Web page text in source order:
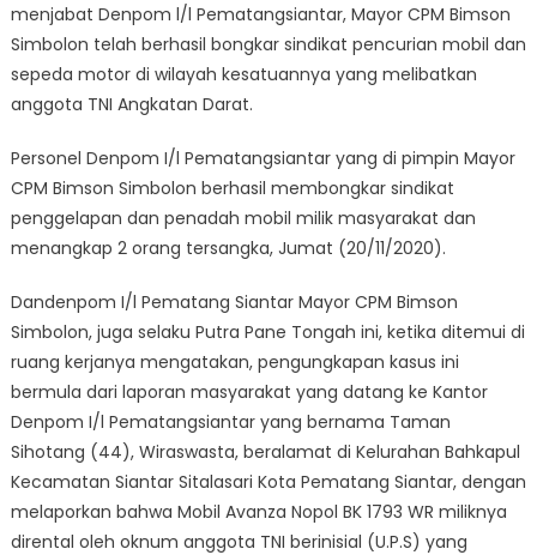
menjabat Denpom l/l Pematangsiantar, Mayor CPM Bimson
Simbolon telah berhasil bongkar sindikat pencurian mobil dan
sepeda motor di wilayah kesatuannya yang melibatkan
anggota TNI Angkatan Darat.
Personel Denpom I/l Pematangsiantar yang di pimpin Mayor
CPM Bimson Simbolon berhasil membongkar sindikat
penggelapan dan penadah mobil milik masyarakat dan
menangkap 2 orang tersangka, Jumat (20/11/2020).
Dandenpom I/l Pematang Siantar Mayor CPM Bimson
Simbolon, juga selaku Putra Pane Tongah ini, ketika ditemui di
ruang kerjanya mengatakan, pengungkapan kasus ini
bermula dari laporan masyarakat yang datang ke Kantor
Denpom I/l Pematangsiantar yang bernama Taman
Sihotang (44), Wiraswasta, beralamat di Kelurahan Bahkapul
Kecamatan Siantar Sitalasari Kota Pematang Siantar, dengan
melaporkan bahwa Mobil Avanza Nopol BK 1793 WR miliknya
dirental oleh oknum anggota TNI berinisial (U.P.S) yang